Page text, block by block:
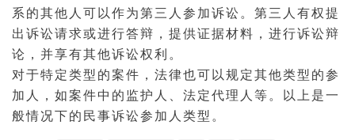
系的其他人可以作为第三人参加诉讼。第三人有权提
出诉讼请求或进行答辩，提供证据材料，进行诉讼辩
论，并享有其他诉讼权利。
对于特定类型的案件，法律也可以规定其他类型的参
加人，如案件中的 监护人 、法定代理人等。以上是一
般情况下的民事诉讼参加人类型。